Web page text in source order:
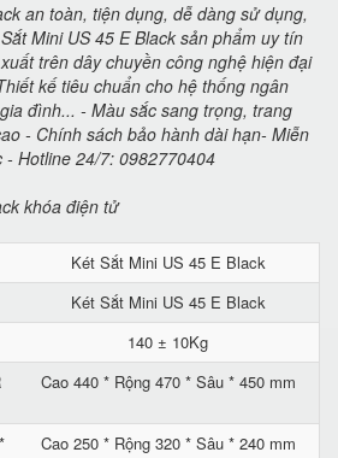
an toàn, tiện dụng, dễ dàng sử dụng,
Mini US 45 E Black sản phẩm uy tín
trên dây chuyền công nghệ hiện đại
kế tiêu chuẩn cho hệ thống ngân
đình... - Màu sắc sang trọng, trang
- Chính sách bảo hành dài hạn- Miễn
Hotline 24/7: 0982770404
Két Sắt Mini US 45 E Black
Két Sắt Mini US 45 E Black
140 ± 10Kg
Cao 440 * Rộng 470 * Sâu * 450 mm
Cao 250 * Rộng 320 * Sâu * 240 mm